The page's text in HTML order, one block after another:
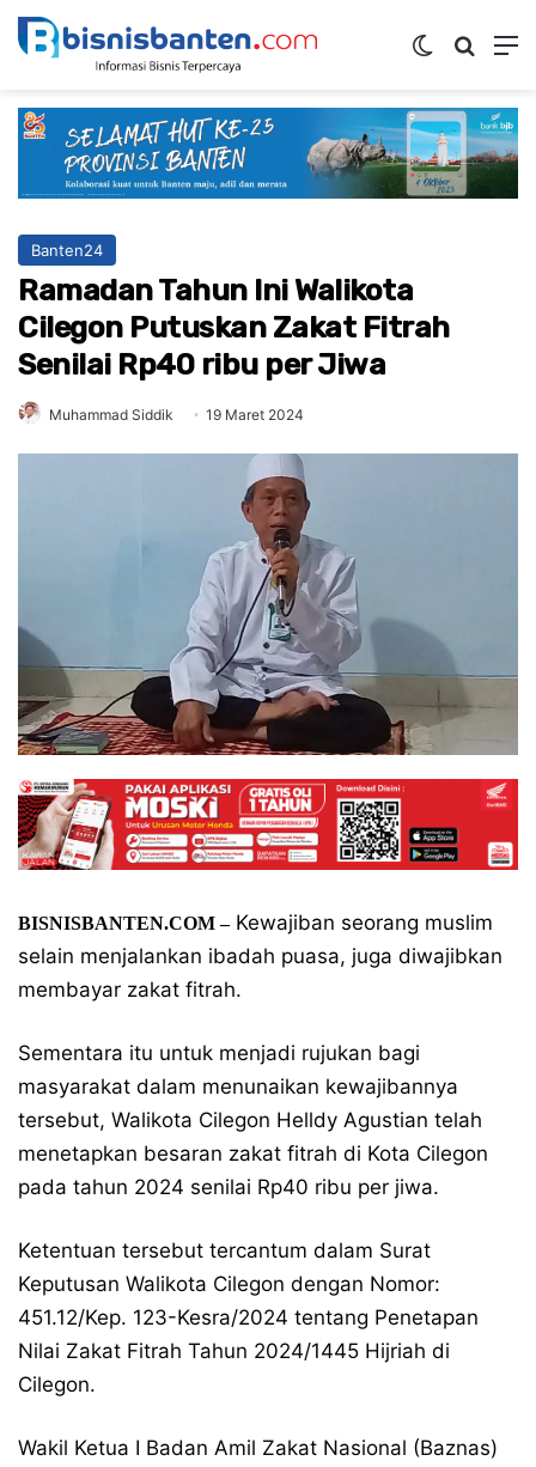
Switch skin
Banten24
Ramadan Tahun Ini Walikota
Cilegon Putuskan Zakat Fitrah
Senilai Rp40 ribu per Jiwa
Muhammad Siddik 19 Maret 2024
BISNISBANTEN.COM –Kewajiban seorang muslim
selain menjalankan ibadah puasa, juga diwajibkan
membayar zakat fitrah.
Sementara itu untuk menjadi rujukan bagi
masyarakat dalam menunaikan kewajibannya
tersebut, Walikota Cilegon Helldy Agustian telah
menetapkan besaran zakat fitrah di Kota Cilegon
pada tahun 2024 senilai Rp40 ribu per jiwa.
Ketentuan tersebut tercantum dalam Surat
Keputusan Walikota Cilegon dengan Nomor:
451.12/Kep. 123-Kesra/2024 tentang Penetapan
Nilai Zakat Fitrah Tahun 2024/1445 Hijriah di
Cilegon.
Wakil Ketua I Badan Amil Zakat Nasional (Baznas)